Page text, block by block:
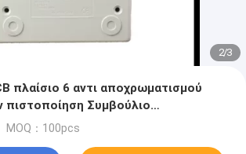
2/3
πλαίσιο 6 αντι αποχρωματισμού
πιστοποίηση Συμβούλιο
MOQ：100pcs